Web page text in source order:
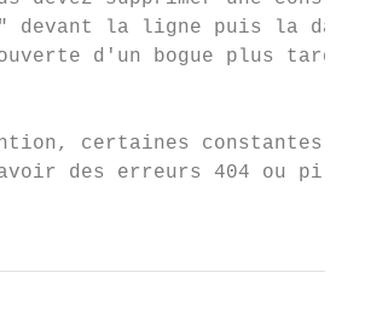
la ligne puis la date
d'un bogue plus tard,
certaines constantes
des erreurs 404 ou pire.